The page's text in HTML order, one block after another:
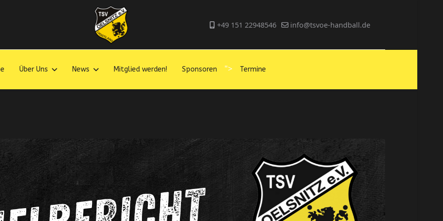
+49 151 22948546 info@tsvoe-handball.de
Über Uns News Mitglied werden! Sponsoren "> Termine